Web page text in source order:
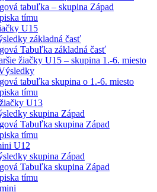
tabuľka – skupina Západ
tímu
U15
základná časť
Tabuľka základná časť
žiačky U15 – skupina 1.-6. miesto
tabuľka skupina o 1.-6. miesto
tímu
U13
skupina Západ
Tabuľka skupina Západ
tímu
U12
skupina Západ
Tabuľka skupina Západ
tímu